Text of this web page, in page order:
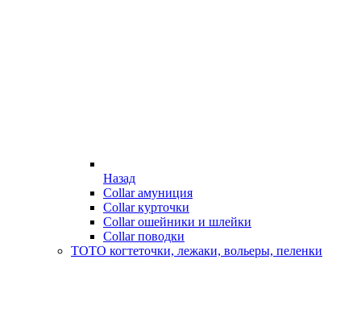
Назад
Collar амуниция
Collar курточки
Collar ошейники и шлейки
Collar поводки
ТОТО когтеточки, лежаки, вольеры, пеленки